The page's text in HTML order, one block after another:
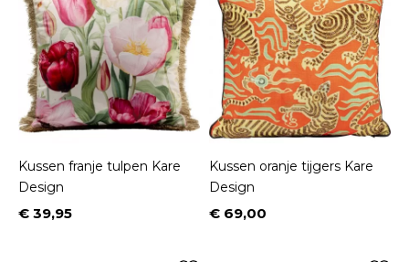
Kussen franje tulpen Kare
Design
Prijs
€ 39,95
Kussen oranje tijgers Kare
Design
Prijs
€ 69,00